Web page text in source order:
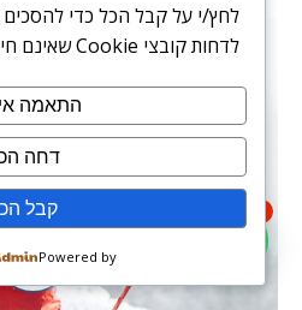
לחץ/י על קבל הכל כדי
לדחות קובצי Cookie שאינם חיוניים.
התאמה
דחה
קבל
Powered by